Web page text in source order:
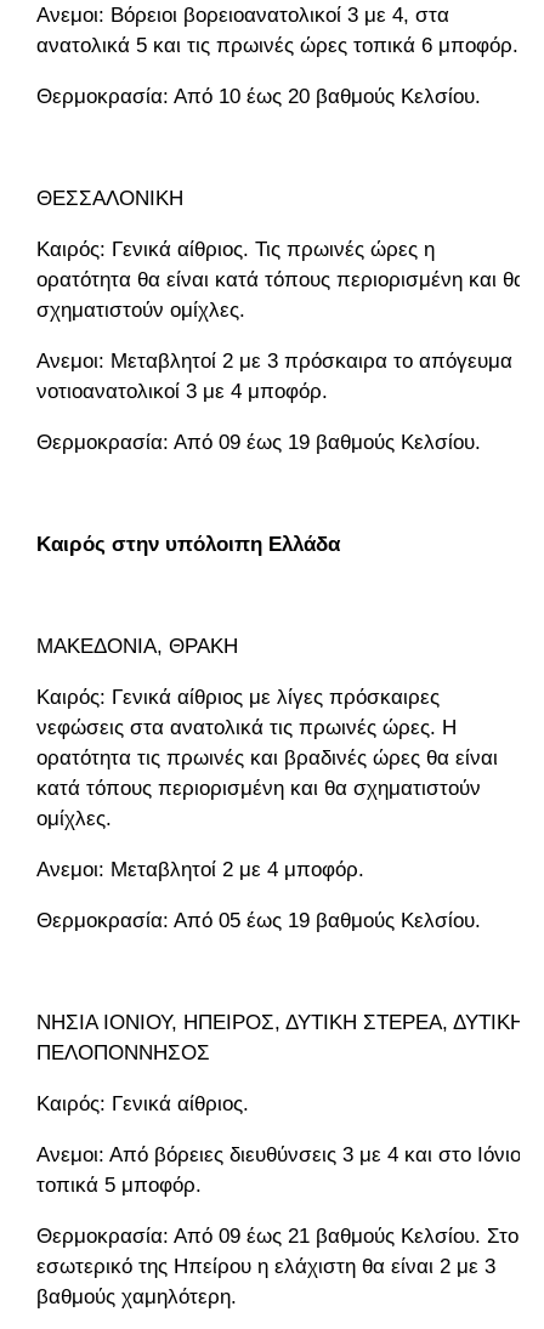
Ανεμοι: Βόρειοι βορειοανατολικοί 3 με 4, στα
ανατολικά 5 και τις πρωινές ώρες τοπικά 6 μποφόρ.
Θερμοκρασία: Από 10 έως 20 βαθμούς Κελσίου.
ΘΕΣΣΑΛΟΝΙΚΗ
Καιρός: Γενικά αίθριος. Τις πρωινές ώρες η
ορατότητα θα είναι κατά τόπους περιορισμένη και θα
σχηματιστούν ομίχλες.
Ανεμοι: Μεταβλητοί 2 με 3 πρόσκαιρα το απόγευμα
νοτιοανατολικοί 3 με 4 μποφόρ.
Θερμοκρασία: Από 09 έως 19 βαθμούς Κελσίου.
Καιρός στην υπόλοιπη Ελλάδα
ΜΑΚΕΔΟΝΙΑ, ΘΡΑΚΗ
Καιρός: Γενικά αίθριος με λίγες πρόσκαιρες
νεφώσεις στα ανατολικά τις πρωινές ώρες. Η
ορατότητα τις πρωινές και βραδινές ώρες θα είναι
κατά τόπους περιορισμένη και θα σχηματιστούν
ομίχλες.
Ανεμοι: Μεταβλητοί 2 με 4 μποφόρ.
Θερμοκρασία: Από 05 έως 19 βαθμούς Κελσίου.
ΝΗΣΙΑ ΙΟΝΙΟΥ, ΗΠΕΙΡΟΣ, ΔΥΤΙΚΗ ΣΤΕΡΕΑ, ΔΥΤΙΚΗ
ΠΕΛΟΠΟΝΝΗΣΟΣ
Καιρός: Γενικά αίθριος.
Ανεμοι: Από βόρειες διευθύνσεις 3 με 4 και στο Ιόνιο
τοπικά 5 μποφόρ.
Θερμοκρασία: Από 09 έως 21 βαθμούς Κελσίου. Στο
εσωτερικό της Ηπείρου η ελάχιστη θα είναι 2 με 3
βαθμούς χαμηλότερη.